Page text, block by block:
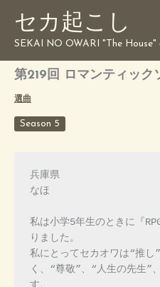
セカ起こし
SEKAI NO OWARI "The House"
第219回 ロマンティッ
選曲
Season 5
兵庫県
なほ
私は小学5年生のときに『
りました。
私にとってセカオワは“推し
く、“尊敬”、“人生の先生”